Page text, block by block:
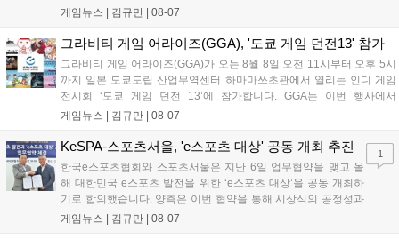
최대 4인 협동을 지원하며, 소음 관리와 물리 법칙을 활용한 전략적 플레
을 개선 중이며, 상세 정보는 스팀 페이지에서 확인 가능합니다....
게임뉴스 | 김규만 | 08-07
그라비티 게임 어라이즈(GGA), '도쿄 게임 던전13' 참가
그라비티 게임 어라이즈(GGA)가 오는 8월 8일 오전 11시부터 오후 5시
까지 일본 도쿄도립 산업무역센터 하마마쓰초관에서 열리는 인디 게임
전시회 ‘도쿄 게임 던전 13’에 참가합니다. GGA는 이번 행사에서
‘JALECO ARCADE COLLECTION’ 시리즈의 미공개 작품 12종을 최초
입니다. 시연 참여 관람객에게는 선착순으로 특별 굿즈를 증정하며, 인
디 게임 생태계 활성화와 신규 타이틀 반응 확인을 목표로 합니다....
게임뉴스 | 김규만 | 08-07
KeSPA-스포츠서울, 'e스포츠 대상' 공동 개최 추진
한국e스포츠협회와 스포츠서울은 지난 6일 업무협약을 맺고 올
해 대한민국 e스포츠 발전을 위한 ‘e스포츠 대상’을 공동 개최하
기로 합의했습니다. 양측은 이번 협약을 통해 시상식의 공정성과
전문성을 강화하고 MZ세대를 겨냥한 미디어 영향력을 확대해 e
게임뉴스 | 김규만 | 08-07
1